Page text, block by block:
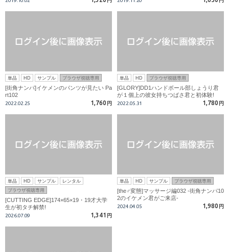
単品 HD サンプル ブラウザ視聴専用
[街角ナンパ]イケメンのパンツが見たい Pa
rt102
2022.02.25 1,760 円
単品 HD ブラウザ視聴専用
[GLORY]DD1ハンドボール部しょうり君
が１個上の彼女持ちつばさ君と初体験!
2022.05.31 1,780 円
単品 HD サンプル
レンタル
ブラウザ視聴専用
[CUTTING EDGE]174×65×19・19才大学
生が初タチ解禁!
2026.07.09 1,341 円
単品 HD サンプル ブラウザ視聴専用
[the♂変態]マッサージ編032 -街角ナンパ10
2のイケメン君がご来店-
2024.04.05 1,980 円